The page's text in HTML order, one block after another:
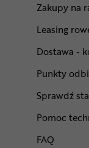
Zakupy na
Leasing
Dostawa -
Punkty
Sprawdź
Pomoc
FAQ